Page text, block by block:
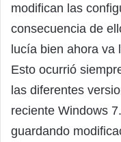
modifican las
consecuencia de
lucía bien ahora va
Esto ocurrió
las diferentes
reciente Windows
guardando